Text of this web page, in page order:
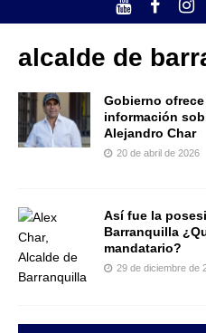
alcalde de
Gobierno
información
Alejandro Char
20 de abril de 2026
Así fue la
Barranquilla
mandatario?
29 de diciembre de